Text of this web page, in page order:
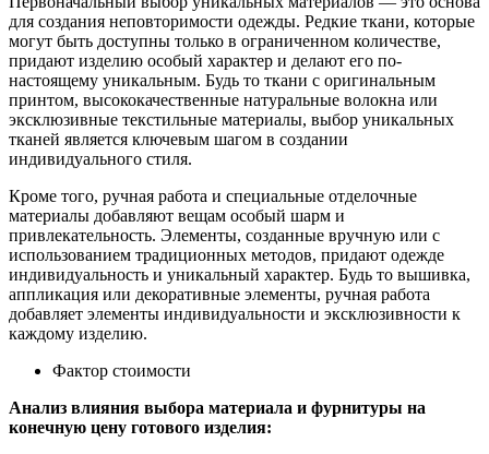
для создания неповторимости одежды. Редкие ткани, которые
могут быть доступны только в ограниченном количестве,
придают изделию особый характер и делают его по-
настоящему уникальным. Будь то ткани с оригинальным
принтом, высококачественные натуральные волокна или
эксклюзивные текстильные материалы, выбор уникальных
тканей является ключевым шагом в создании
индивидуального стиля.
Кроме того, ручная работа и специальные отделочные
материалы добавляют вещам особый шарм и
привлекательность. Элементы, созданные вручную или с
использованием традиционных методов, придают одежде
индивидуальность и уникальный характер. Будь то вышивка,
аппликация или декоративные элементы, ручная работа
добавляет элементы индивидуальности и эксклюзивности к
каждому изделию.
Фактор стоимости
Анализ влияния выбора материала и фурнитуры на
конечную цену готового изделия: